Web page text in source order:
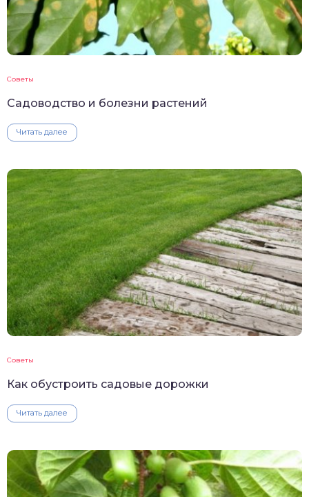
Советы
Садоводство и болезни растений
Читать далее
Советы
Как обустроить садовые дорожки
Читать далее